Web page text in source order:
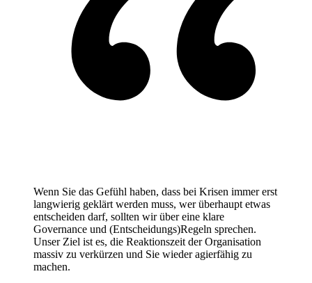
Wenn Sie das Gefühl haben, dass bei Krisen immer erst
langwierig geklärt werden muss, wer überhaupt etwas
entscheiden darf, sollten wir über eine klare
Governance und (Entscheidungs)Regeln sprechen.
Unser Ziel ist es, die Reaktionszeit der Organisation
massiv zu verkürzen und Sie wieder agierfähig zu
machen.